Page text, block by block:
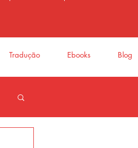
Tradução Ebooks Blog